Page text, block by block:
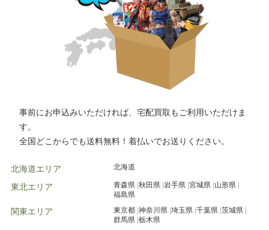
事前にお申込みいただければ、宅配買取もご利用いただけま
す。
全国どこからでも送料無料！着払いでお送りください。
北海道エリア 北海道
東北エリア 青森県 秋田県 岩手県 宮城県 山形県
福島県
関東エリア 東京都 神奈川県 埼玉県 千葉県 茨城県
群馬県 栃木県